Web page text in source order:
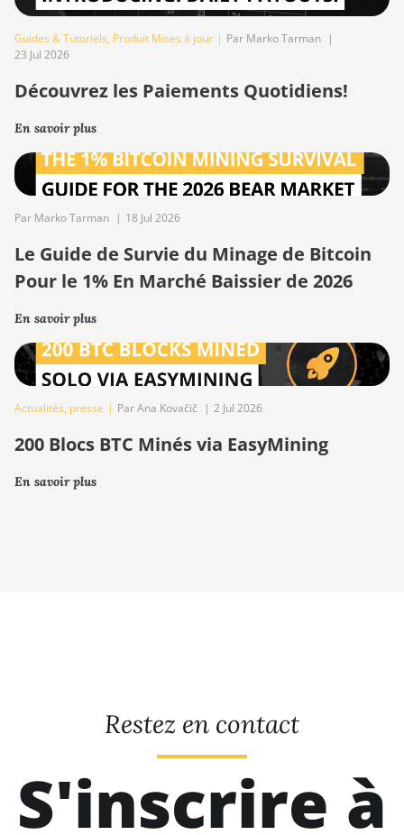
Guides & Tutoriels, Produit Mises à jour | Par Marko Tarman |
23 Jul 2026
Découvrez les Paiements Quotidiens!
En savoir plus
Par Marko Tarman | 18 Jul 2026
Le Guide de Survie du Minage de Bitcoin
Pour le 1% En Marché Baissier de 2026
En savoir plus
Actualités, presse | Par Ana Kovačič | 2 Jul 2026
200 Blocs BTC Minés via EasyMining
En savoir plus
Restez en contact
S'inscrire à